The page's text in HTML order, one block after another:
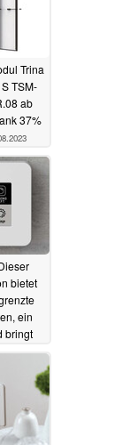
Trina
TSM-
ab
37%
bietet
ein
bringt
03.08.2023